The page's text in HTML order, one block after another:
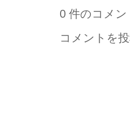
0 件のコメン
コメントを